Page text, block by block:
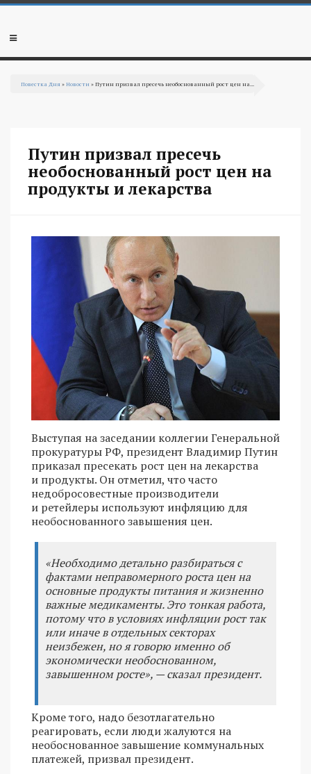
Перейти к основному содержанию
Мобильное
Повестка Дня »Новости » Путин призвал пресечь необоснованный рост цен на...
Путин призвал пресечь
необоснованный рост цен на
продукты и лекарства
Выступая на заседании коллегии Генеральной
прокуратуры РФ, президент Владимир Путин
приказал пресекать рост цен на лекарства
и продукты. Он отметил, что часто
недобросовестные производители
и ретейлеры используют инфляцию для
необоснованного завышения цен.
«Необходимо детально разбираться с
фактами неправомерного роста цен на
основные продукты питания и жизненно
важные медикаменты. Это тонкая работа,
потому что в условиях инфляции рост так
или иначе в отдельных секторах
неизбежен, но я говорю именно об
экономически необоснованном,
завышенном росте», — сказал президент.
Кроме того, надо безотлагательно
реагировать, если люди жалуются на
необоснованное завышение коммунальных
платежей, призвал президент.